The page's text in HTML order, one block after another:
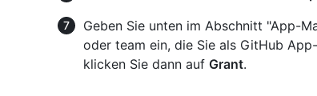
Geben Sie unten im Abschnitt "App-
oder team ein, die Sie als GitHub
klicken Sie dann auf Grant.